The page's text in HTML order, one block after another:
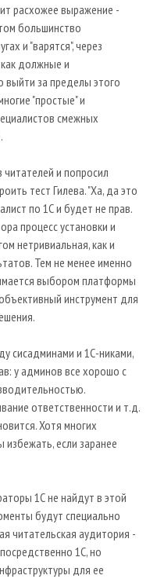
расхожее выражение -
большинство
и "варятся", через
должные и
выйти за пределы этого
"простые" и
смежных
и попросил
тест Гилева. "Ха, да это
по 1С и будет не прав.
процесс установки и
нетривиальная, как и
Тем не менее именно
выбором платформы
инструмент для
сисадминами и 1С-никами,
у админов все хорошо с
ответственности и т.д.
Хотя многих
если заранее
1С не найдут в этой
будут специально
читательская аудитория -
1С, но
для ее